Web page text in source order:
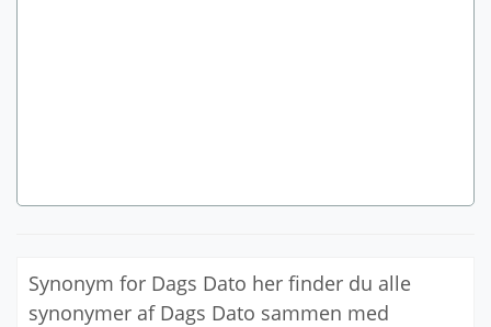
Synonym for Dags Dato her finder du alle
synonymer af Dags Dato sammen med